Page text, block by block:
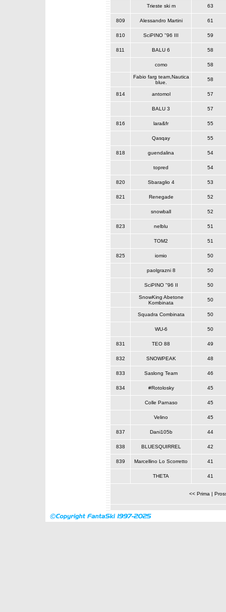
Trieste ski m 63
809 Alessandro Martini 61
810 SciPINO ''96 III 59
811 BALU 6 58
como 58
Fabio farg team,Nautica
blue.
58
814 antomol 57
BALU 3 57
816 lara&fr 55
Qasqay 55
818 guendalina 54
topred 54
820 Sbaraglio 4 53
821 Renegade 52
snowball 52
823 nelblu 51
TOM2 51
825 iomio 50
paolgrazni 8 50
SciPINO ''96 II 50
SnowKing Abetone
Kombinata
50
Squadra Combinata 50
WU-6 50
831 TEO 88 49
832 SNOWPEAK 48
833 Saslong Team 46
834 #Rotolosky 45
Colle Parnaso 45
Velino 45
837 Dani105b 44
838 BLUESQUIRREL 42
839 Marcellino Lo Scorretto 41
THETA 41
<< Prima |